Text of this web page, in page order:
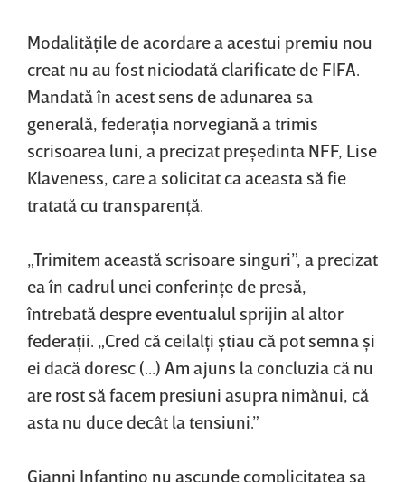
Modalităţile de acordare a acestui premiu nou
creat nu au fost niciodată clarificate de FIFA.
Mandată în acest sens de adunarea sa
generală, federaţia norvegiană a trimis
scrisoarea luni, a precizat preşedinta NFF, Lise
Klaveness, care a solicitat ca aceasta să fie
tratată cu transparenţă.
„Trimitem această scrisoare singuri”, a precizat
ea în cadrul unei conferinţe de presă,
întrebată despre eventualul sprijin al altor
federaţii. „Cred că ceilalţi ştiau că pot semna şi
ei dacă doresc (...) Am ajuns la concluzia că nu
are rost să facem presiuni asupra nimănui, că
asta nu duce decât la tensiuni.”
Gianni Infantino nu ascunde complicitatea sa